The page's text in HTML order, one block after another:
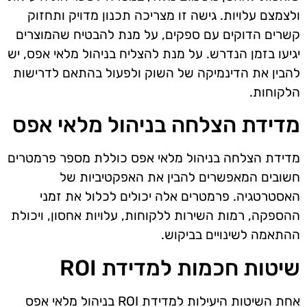
ולצמצם עלויות. גישה זו מצריכה תכנון מדויק ותחזוק
קשרים הדוקים עם ספקים, על מנת להבטיח שהמוצרים
יגיעו בזמן הנדרש. על מנת להצליח בניהול מלאי אפס, יש
להבין את הדינמיקה של השוק ולפעול בהתאם לדרישות
הלקוחות.
מדידת הצלחה בניהול מלאי אפס
מדידת הצלחה בניהול מלאי אפס כוללת מספר פרמטרים
חשובים המאפשרים להבין את האפקטיביות של
האסטרטגיה. פרמטרים אלה יכולים לכלול את זמני
ההספקה, רמות השירות ללקוחות, עלויות אחסון, ויכולת
ההתאמה לשינויים בביקוש.
שיטות חכמות למדידת ROI
אחת השיטות היעילות למדידת ROI בניהול מלאי אפס